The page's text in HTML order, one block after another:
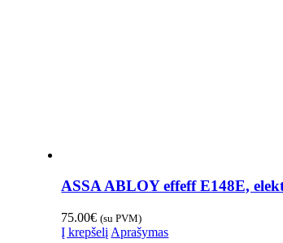
ASSA ABLOY effeff E148E,
75.00€ (su PVM)
Į krepšelį Aprašymas